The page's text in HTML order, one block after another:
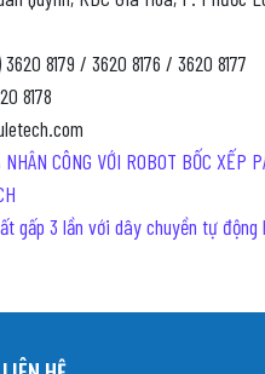
8179 / 3620 8176 / 3620 8177
8178
CÔNG VỚI ROBOT BỐC XẾP
gấp 3 lần với dây chuyền tự